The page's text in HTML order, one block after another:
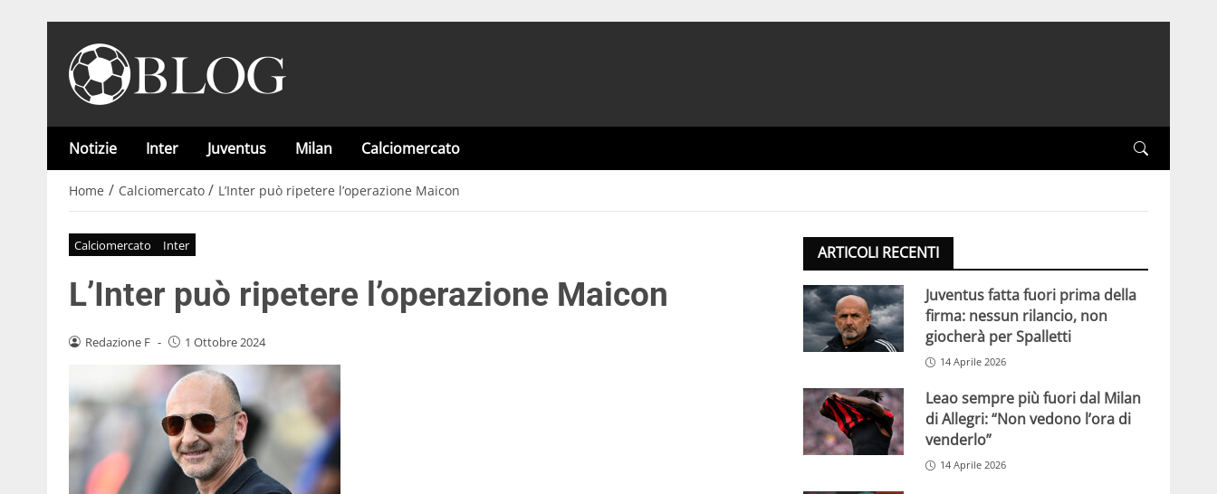
Notizie Inter Juventus Milan Calciomercato
Home / Calciomercato / L’Inter può ripetere l’operazione Maicon
Calciomercato Inter
L’Inter può ripetere l’operazione Maicon
Redazione F - 1 Ottobre 2024
ARTICOLI RECENTI
Juventus fatta fuori prima della
firma: nessun rilancio, non
giocherà per Spalletti
14 Aprile 2026
Leao sempre più fuori dal Milan
di Allegri: “Non vedono l’ora di
venderlo”
14 Aprile 2026